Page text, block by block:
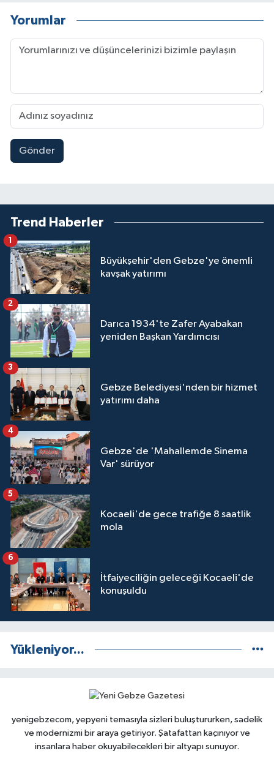
Yorumlar
Gönder
Trend Haberler
Büyükşehir'den Gebze'ye önemli
kavşak yatırımı
1
Darıca 1934'te Zafer Ayabakan
yeniden Başkan Yardımcısı
2
Gebze Belediyesi'nden bir hizmet
yatırımı daha
3
Gebze'de 'Mahallemde Sinema
Var' sürüyor
4
Kocaeli'de gece trafiğe 8 saatlik
mola
5
İtfaiyeciliğin geleceği Kocaeli'de
konuşuldu
6
Yükleniyor...
yenigebzecom, yepyeni temasıyla sizleri buluştururken, sadelik
ve modernizmi bir araya getiriyor. Şatafattan kaçınıyor ve
insanlara haber okuyabilecekleri bir altyapı sunuyor.